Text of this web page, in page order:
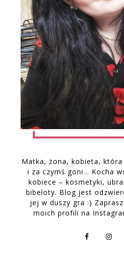
Matka, żona, kobieta, która
i za czymś goni… Kocha
kobiece – kosmetyki,
bibeloty. Blog jest
jej w duszy gra :)
moich profili na